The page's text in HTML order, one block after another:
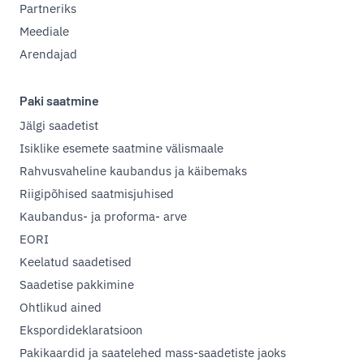
Partneriks
Meediale
Arendajad
Paki saatmine
Jälgi saadetist
Isiklike esemete saatmine välismaale
Rahvusvaheline kaubandus ja käibemaks
Riigipõhised saatmisjuhised
Kaubandus- ja proforma- arve
EORI
Keelatud saadetised
Saadetise pakkimine
Ohtlikud ained
Ekspordideklaratsioon
Pakikaardid ja saatelehed mass-saadetiste jaoks